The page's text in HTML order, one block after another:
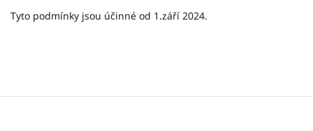
Tyto podmínky jsou účinné od 1.září 2024.